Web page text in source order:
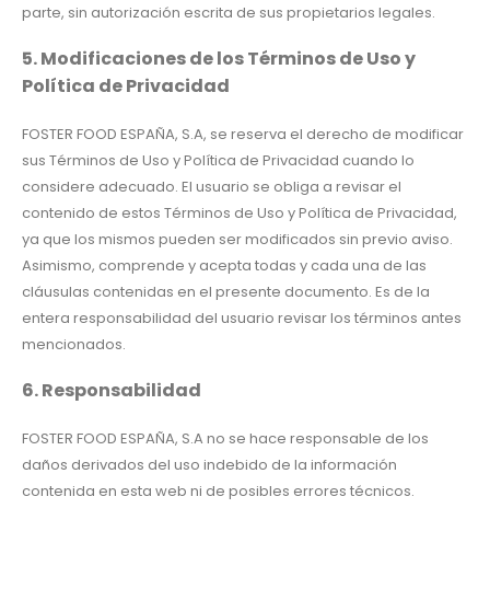
parte, sin autorización escrita de sus propietarios legales.
5. Modificaciones de los Términos de Uso y
Política de Privacidad
FOSTER FOOD ESPAÑA, S.A, se reserva el derecho de modificar
sus Términos de Uso y Política de Privacidad cuando lo
considere adecuado. El usuario se obliga a revisar el
contenido de estos Términos de Uso y Política de Privacidad,
ya que los mismos pueden ser modificados sin previo aviso.
Asimismo, comprende y acepta todas y cada una de las
cláusulas contenidas en el presente documento. Es de la
entera responsabilidad del usuario revisar los términos antes
mencionados.
6. Responsabilidad
FOSTER FOOD ESPAÑA, S.A no se hace responsable de los
daños derivados del uso indebido de la información
contenida en esta web ni de posibles errores técnicos.